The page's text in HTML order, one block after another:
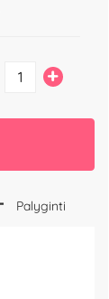
+
Palyginti